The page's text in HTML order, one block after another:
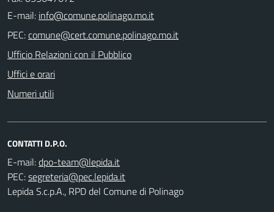
E-mail:
PEC:
Ufficio Relazioni con il Pubblico
Uffici e orari
Numeri utili
CONTATTI D.P.O.
E-mail:
PEC:
Lepida S.c.p.A., RPD del Comune di Polinago